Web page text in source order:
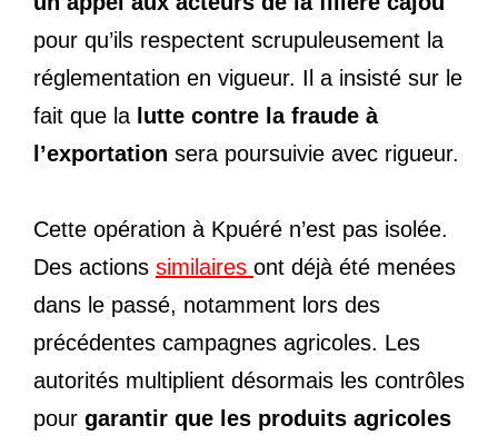
pour qu’ils respectent scrupuleusement la
réglementation en vigueur. Il a insisté sur le
fait que la lutte contre la fraude à
l’exportation sera poursuivie avec rigueur.
Cette opération à Kpuéré n’est pas isolée.
Des actions similaires ont déjà été menées
dans le passé, notamment lors des
précédentes campagnes agricoles. Les
autorités multiplient désormais les contrôles
pour garantir que les produits agricoles